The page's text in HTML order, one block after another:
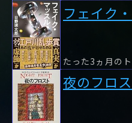
フェイク
夜のフロ